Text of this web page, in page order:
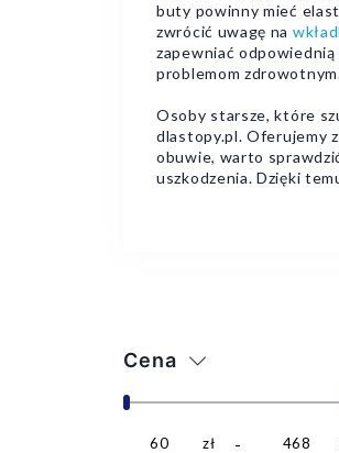
buty powinny mieć
zwrócić uwagę na
zapewniać
problemom
Osoby starsze, które
dlastopy.pl. Oferujemy
obuwie, warto
uszkodzenia. Dzięki
Cena
60 zł 468